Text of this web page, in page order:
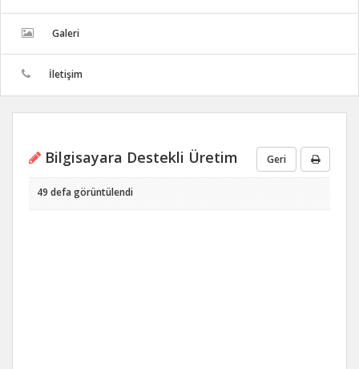
Galeri
İletişim
Bilgisayara Destekli Üretim Geri
49 defa görüntülendi